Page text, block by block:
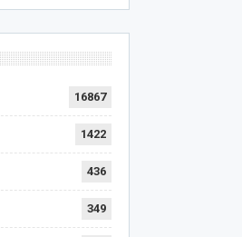
16867
1422
436
349